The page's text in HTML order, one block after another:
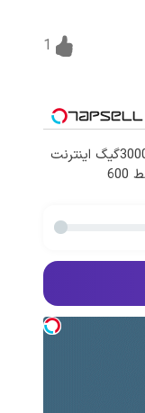
1
⏳فرصت محدود!! 3000گیگ اینترنت
خانگی 180 روزه فقط 600